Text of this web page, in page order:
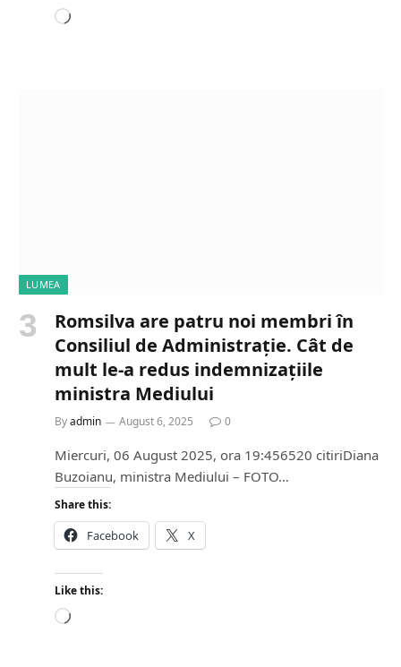
L
LUMEA
Romsilva are patru noi membri în
Consiliul de Administrație. Cât de
mult le-a redus indemnizațiile
ministra Mediului
Byadmin August 6, 2025 0
Miercuri, 06 August 2025, ora 19:456520 citiriDiana
Buzoianu, ministra Mediului – FOTO…
Share this:
Facebook X
Like this:
L